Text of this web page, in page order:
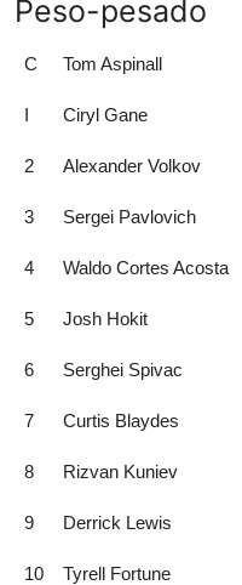
Peso-pesado
C Tom Aspinall
I Ciryl Gane
2 Alexander Volkov
3 Sergei Pavlovich
4 Waldo Cortes Acosta
5 Josh Hokit
6 Serghei Spivac
7 Curtis Blaydes
8 Rizvan Kuniev
9 Derrick Lewis
10 Tyrell Fortune